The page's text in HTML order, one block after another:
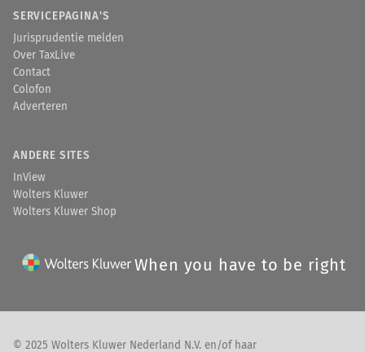
SERVICEPAGINA'S
Jurisprudentie melden
Over TaxLive
Contact
Colofon
Adverteren
ANDERE SITES
InView
Wolters Kluwer
Wolters Kluwer Shop
When you have to be right
© 2025 Wolters Kluwer Nederland N.V. en/of haar